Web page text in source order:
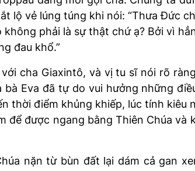
lộ vẻ lúng túng khi nói: “Thưa Đức
phải là sự thật chứ ạ? Bởi vì
đau khổ.”
cha Giaxintô, và vị tu sĩ nói rõ
Eva đã tự do vui hưởng những
thời điểm khủng khiếp, lúc tính kiêu
để được ngang bằng Thiên Chúa và
nặn từ bùn đất lại dám cả gan